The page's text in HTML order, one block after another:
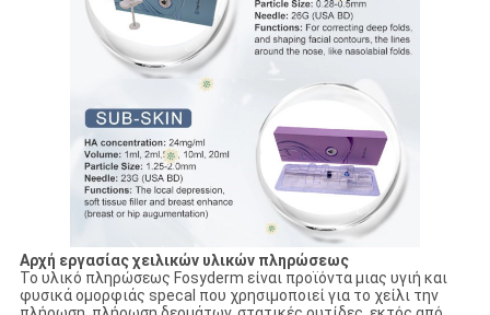
Αρχή εργασίας χειλικών υλικών πληρώσεως
Το υλικό πληρώσεως Fosyderm είναι προϊόντα μιας υγιή και
φυσικά ομορφιάς specal που χρησιμοποιεί για το χείλι την